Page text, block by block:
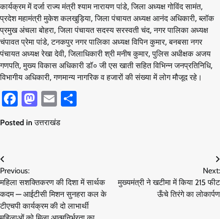
कार्यक्रम में दर्जा राज्य मंत्री श्याम नारायण पांडे, जिला अध्यक्ष गोविंद सामंत,
प्रदेश महामंत्री मुकेश कलखुड़िया, जिला पंचायत अध्यक्ष आनंद अधिकारी, ब्लॉक
प्रमुख अंचला बोहरा, जिला पंचायत सदस्य सरस्वती चंद, नगर पालिका अध्यक्ष
चंपावत प्रेमा पांडे, टनकपुर नगर पालिका अध्यक्ष विपिन कुमार, बनबसा नगर
पंचायत अध्यक्ष रेखा देवी, जिलाधिकारी श्री मनीष कुमार, पुलिस अधीक्षक अजय
गणपति, मुख्य विकास अधिकारी डॉ० जी एस खाती सहित विभिन्न जनप्रतिनिधि,
विभागीय अधिकारी, गणमान्य नागरिक व हजारों की संख्या में लोग मौजूद रहे।
Facebook
Mastodon
Email
Posted inउत्तराखंड
Post
navigation
Previous:
महिला सशक्तिकरण की दिशा में सार्थक
कदम — आईटीसी मिशन सुनहरा कल के
टीएचपी कार्यक्रम की दो लाभार्थी
Next:
मुख्यमंत्री ने खटीमा में किया 215 फीट
ऊँचे तिरंगे का लोकार्पण